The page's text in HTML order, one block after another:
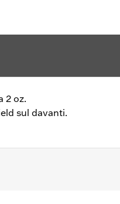
2 oz.
sul davanti.